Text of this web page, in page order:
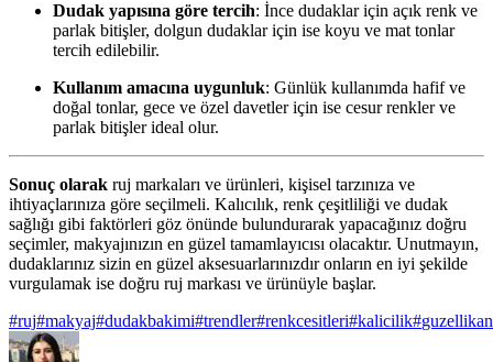
Dudak yapısına göre tercih: İnce dudaklar için açık renk ve
parlak bitişler, dolgun dudaklar için ise koyu ve mat tonlar
tercih edilebilir.
Kullanım amacına uygunluk: Günlük kullanımda hafif ve
doğal tonlar, gece ve özel davetler için ise cesur renkler ve
parlak bitişler ideal olur.
Sonuç olarak ruj markaları ve ürünleri, kişisel tarzınıza ve
ihtiyaçlarınıza göre seçilmeli. Kalıcılık, renk çeşitliliği ve dudak
sağlığı gibi faktörleri göz önünde bulundurarak yapacağınız doğru
seçimler, makyajınızın en güzel tamamlayıcısı olacaktır. Unutmayın,
dudaklarınız sizin en güzel aksesuarlarınızdır onların en iyi şekilde
vurgulamak ise doğru ruj markası ve ürünüyle başlar.
#ruj#makyaj#dudakbakimi#trendler#renkcesitleri#kalicilik#